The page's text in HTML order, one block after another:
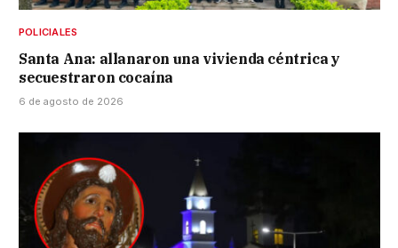
POLICIALES
Santa Ana: allanaron una vivienda céntrica y
secuestraron cocaína
6 de agosto de 2026